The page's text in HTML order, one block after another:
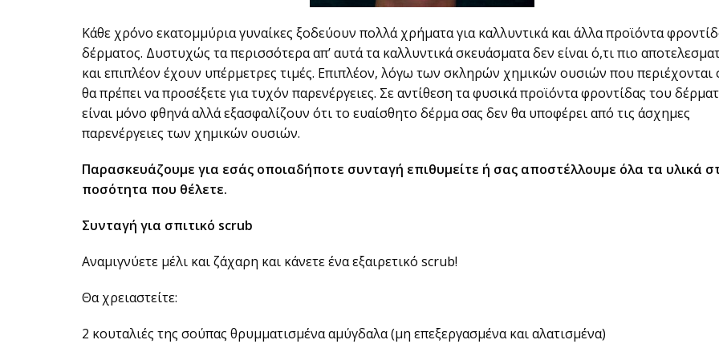
Κάθε χρόνο εκατομμύρια γυναίκες ξοδεύουν πολλά χρήματα για καλλυντικά και άλλα προϊόντα
δέρματος. Δυστυχώς τα περισσότερα απ’ αυτά τα καλλυντικά σκευάσματα δεν είναι ό,τι πιο
και επιπλέον έχουν υπέρμετρες τιμές. Επιπλέον, λόγω των σκληρών χημικών ουσιών που περιέχονται
θα πρέπει να προσέξετε για τυχόν παρενέργειες. Σε αντίθεση τα φυσικά προϊόντα φροντίδας του
είναι μόνο φθηνά αλλά εξασφαλίζουν ότι το ευαίσθητο δέρμα σας δεν θα υποφέρει από τις άσχημες
παρενέργειες των χημικών ουσιών.
Παρασκευάζουμε για εσάς οποιαδήποτε συνταγή επιθυμείτε ή σας αποστέλλουμε όλα τα υλικά
ποσότητα που θέλετε.
Συνταγή για σπιτικό scrub
Αναμιγνύετε μέλι και ζάχαρη και κάνετε ένα εξαιρετικό scrub!
Θα χρειαστείτε:
2 κουταλιές της σούπας θρυμματισμένα αμύγδαλα (μη επεξεργασμένα και αλατισμένα)